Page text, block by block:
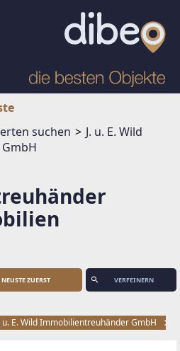
suchen
J. u. E. Wild
VERFEINERN
u. E. Wild Immobilientreuhänder GmbH